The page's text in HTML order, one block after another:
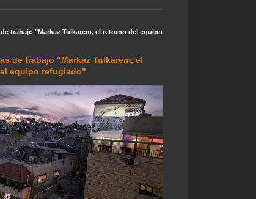
trabajo "Markaz Tulkarem, el retorno del equipo
de trabajo "Markaz Tulkarem, el
equipo refugiado"